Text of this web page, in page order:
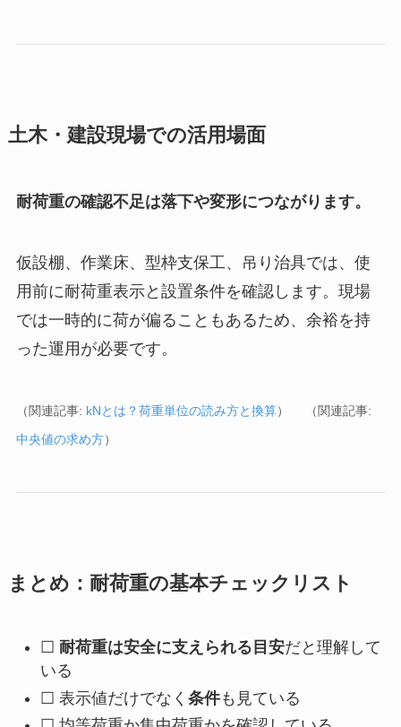
土木・建設現場での活用場面
耐荷重の確認不足は落下や変形につながります。
仮設棚、作業床、型枠支保工、吊り治具では、使
用前に耐荷重表示と設置条件を確認します。現場
では一時的に荷が偏ることもあるため、余裕を持
った運用が必要です。
（関連記事: kNとは？荷重単位の読み方と換算）
（関連記事:
中央値の求め方）
まとめ：耐荷重の基本チェックリスト
☐ 耐荷重は安全に支えられる目安だと理解して
いる
☐ 表示値だけでなく 条件も見ている